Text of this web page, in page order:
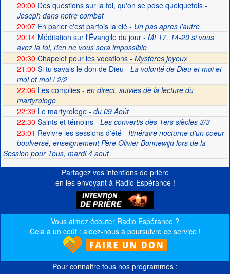
20:00 Des questions sur la foi, qu'on se pose quelquefois-
Joseph dans notre combat
20:07En parler c'est parfois la clé- Un pas apres l'autre
20:14Méditation sur l'Évangile du jour- Mt 17, 14-20 si vous
avez la foi, rien ne vous sera impossible
20:30 Chapelet pour les vocations - Mystères joyeux
21:00 Si tu savais le don de Dieu - La volonté de Dieu et moi et
moi et moi ! 2/2
22:06 Les complies - en direct, suivies de la lecture du
martyrologe
22:39Le martyrologe- du 09 Août
22:30 Saints et témoins- Les convertis des 1ers siècles 3/3
23:01 Revivre les sessions d'été- Itinéraire nocturne d'un coeur
boulversé, enseignement Père Olivier Bonnewijn lors de la
Session pour Tous, mardi 4 aout
Partagez vos intentions de prière
en les envoyant à Radio Espérance !
Vous aimez écouter Radio Espérance ?
Cela a un coût : aidez-nous à poursuivre ce service !
Pour connaitre tous nos programmes :